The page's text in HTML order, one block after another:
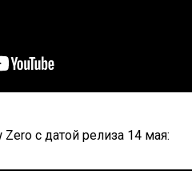
с датой релиза 14 мая: